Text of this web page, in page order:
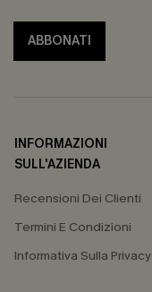
ABBONATI
INFORMAZIONI
SULL'AZIENDA
Recensioni Dei Clienti
Termini E Condizioni
Informativa Sulla Privacy